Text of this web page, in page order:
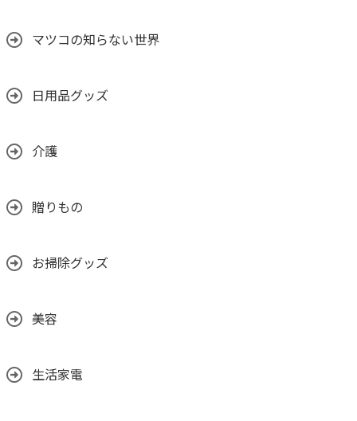
マツコの知らない世界
日用品グッズ
介護
贈りもの
お掃除グッズ
美容
生活家電